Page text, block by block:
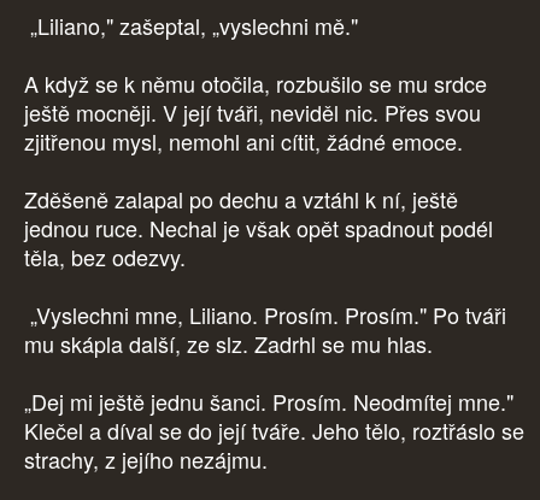
„Liliano," zašeptal, „vyslechni mě."
A když se k němu otočila, rozbušilo se mu srdce
ještě mocněji. V její tváři, neviděl nic. Přes svou
zjitřenou mysl, nemohl ani cítit, žádné emoce.
Zděšeně zalapal po dechu a vztáhl k ní, ještě
jednou ruce. Nechal je však opět spadnout podél
těla, bez odezvy.
„Vyslechni mne, Liliano. Prosím. Prosím." Po tváři
mu skápla další, ze slz. Zadrhl se mu hlas.
„Dej mi ještě jednu šanci. Prosím. Neodmítej mne."
Klečel a díval se do její tváře. Jeho tělo, roztřáslo se
strachy, z jejího nezájmu.